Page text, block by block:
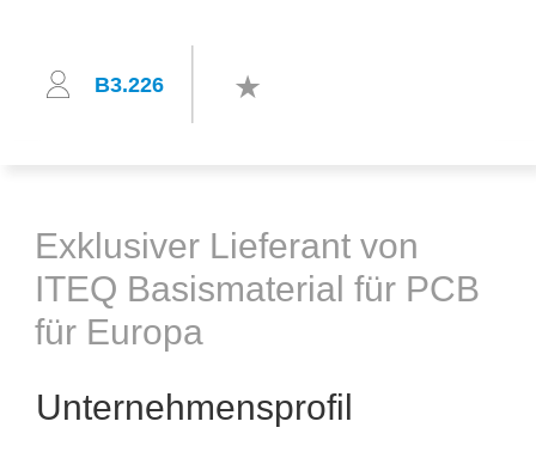
B3.226
Exklusiver Lieferant von
ITEQ Basismaterial für PCB
für Europa
Unternehmensprofil